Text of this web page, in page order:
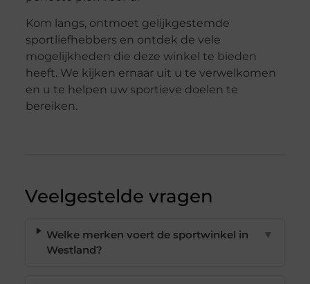
Kom langs, ontmoet gelijkgestemde
sportliefhebbers en ontdek de vele
mogelijkheden die deze winkel te bieden
heeft. We kijken ernaar uit u te verwelkomen
en u te helpen uw sportieve doelen te
bereiken.
Veelgestelde vragen
Welke merken voert de sportwinkel in
Westland?
▼